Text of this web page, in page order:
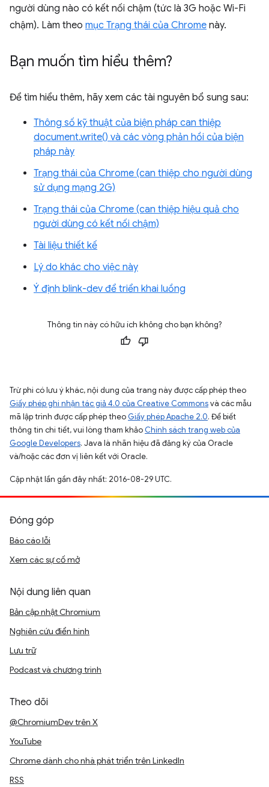
người dùng nào có kết nối chậm (tức là 3G hoặc Wi-Fi
chậm). Làm theo mục Trạng thái của Chrome này.
Bạn muốn tìm hiểu thêm?
Để tìm hiểu thêm, hãy xem các tài nguyên bổ sung sau:
Thông số kỹ thuật của biện pháp can thiệp
document.write() và các vòng phản hồi của biện
pháp này
Trạng thái của Chrome (can thiệp cho người dùng
sử dụng mạng 2G)
Trạng thái của Chrome (can thiệp hiệu quả cho
người dùng có kết nối chậm)
Tài liệu thiết kế
Lý do khác cho việc này
Ý định blink-dev để triển khai luồng
Thông tin này có hữu ích không cho bạn không?
Trừ phi có lưu ý khác, nội dung của trang này được cấp phép theo
Giấy phép ghi nhận tác giả 4.0 của Creative Commonsvà các mẫu
mã lập trình được cấp phép theo Giấy phép Apache 2.0. Để biết
thông tin chi tiết, vui lòng tham khảo Chính sách trang web của
Google Developers. Java là nhãn hiệu đã đăng ký của Oracle
và/hoặc các đơn vị liên kết với Oracle.
Cập nhật lần gần đây nhất: 2016-08-29 UTC.
Đóng góp
Báo cáo lỗi
Xem các sự cố mở
Nội dung liên quan
Bản cập nhật Chromium
Nghiên cứu điển hình
Lưu trữ
Podcast và chương trình
Theo dõi
@ChromiumDev trên X
YouTube
Chrome dành cho nhà phát triển trên LinkedIn
RSS